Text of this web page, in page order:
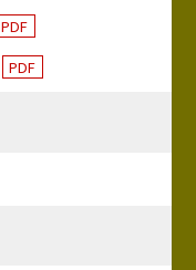
PDF
PDF